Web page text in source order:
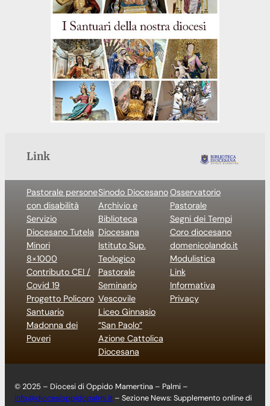
Link
Pastorale persone
con disabilità
Servizio
Diocesano Tutela
Minori
8×1000
Contributo CEI /
Covid 19
Progetto Policoro
Santuario
Madonna dei
Poveri
Sinodo Diocesano
Archivio e
Biblioteca
Diocesana
Istituto Sup.
Teologico
Pastorale
Seminario
Vescovile
Liceo Ginnasio
“San Paolo”
Azione Cattolica
Diocesana
Osservatorio
Pastorale
Segni dei Tempi
Coro diocesano
domenicolando.it
Modulistica
Link
Informativa
Privacy
© 2025 – Diocesi di Oppido Mamertina – Palmi –
info@diocesioppidopalmi.it – Sezione News: Supplemento online di